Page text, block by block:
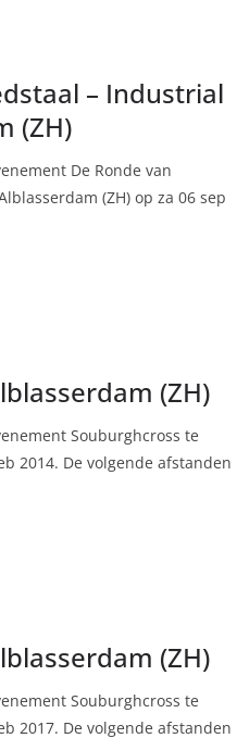
– Industrial
(ZH)
De Ronde van
(ZH) op za 06 sep
(ZH)
Souburghcross te
2014. De volgende afstanden
(ZH)
Souburghcross te
2017. De volgende afstanden